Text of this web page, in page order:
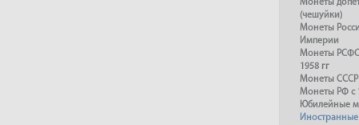
Монеты
(чешуйки)
Монеты
Империи
Монеты
1958 гг
Монеты СССР
Монеты РФ с
Юбилейные